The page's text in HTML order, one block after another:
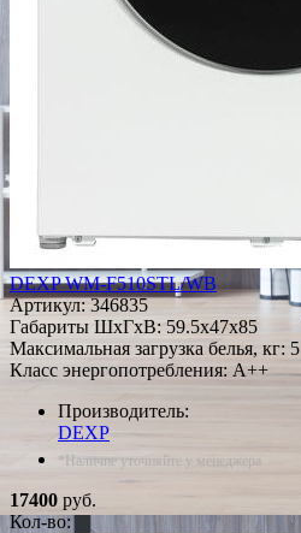
DEXP WM-F510STL/WB
Артикул:346835
Габариты ШxГxВ: 59.5x47x85
Максимальная загрузка белья, кг: 5
Класс энергопотребления: A++
Производитель:
DEXP
*Наличие уточняйте у менеджера
17400 руб.
Кол-во: